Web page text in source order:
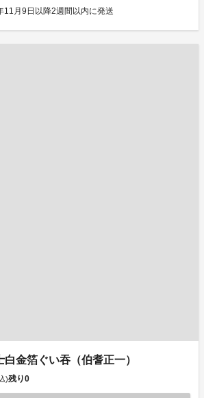
11月9日以降2週間以内に発送
白金箔ぐい吞（伯耆正一）
)残り0